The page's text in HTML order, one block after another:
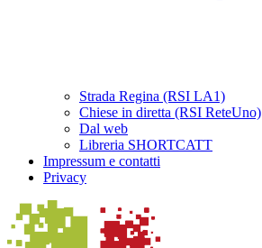
Strada Regina (RSI LA1)
Chiese in diretta (RSI ReteUno)
Dal web
Libreria SHORTCATT
Impressum e contatti
Privacy